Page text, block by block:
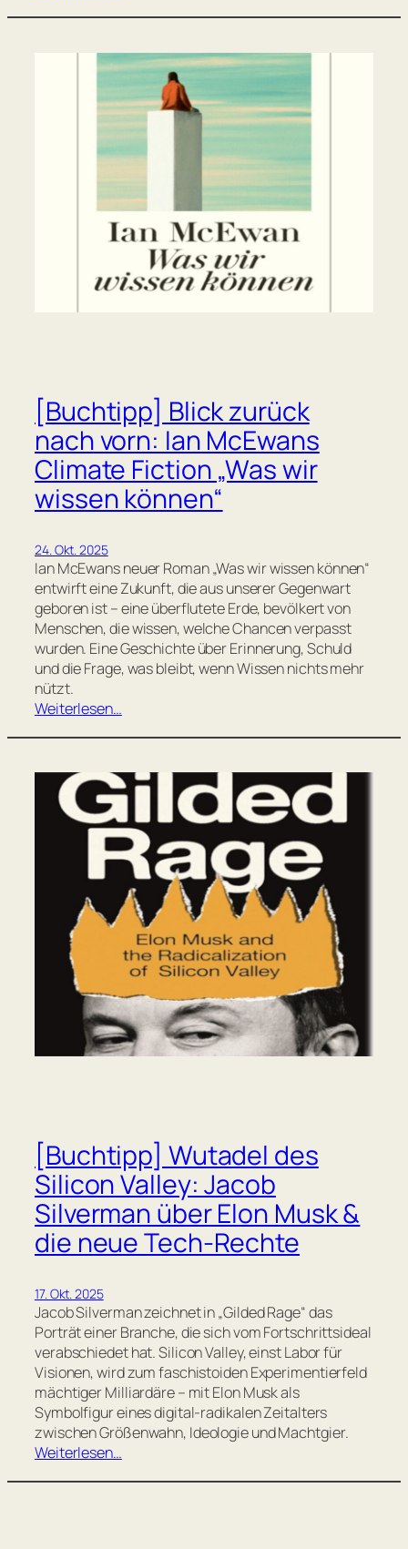
[Buchtipp] Blick zurück
nach vorn: Ian McEwans
Climate Fiction „Was wir
wissen können“
24. Okt. 2025
Ian McEwans neuer Roman „Was wir wissen können“
entwirft eine Zukunft, die aus unserer Gegenwart
geboren ist – eine überflutete Erde, bevölkert von
Menschen, die wissen, welche Chancen verpasst
wurden. Eine Geschichte über Erinnerung, Schuld
und die Frage, was bleibt, wenn Wissen nichts mehr
nützt.
Weiterlesen…
[Buchtipp] Wutadel des
Silicon Valley: Jacob
Silverman über Elon Musk &
die neue Tech-Rechte
17. Okt. 2025
Jacob Silverman zeichnet in „Gilded Rage“ das
Porträt einer Branche, die sich vom Fortschrittsideal
verabschiedet hat. Silicon Valley, einst Labor für
Visionen, wird zum faschistoiden Experimentierfeld
mächtiger Milliardäre – mit Elon Musk als
Symbolfigur eines digital-radikalen Zeitalters
zwischen Größenwahn, Ideologie und Machtgier.
Weiterlesen…